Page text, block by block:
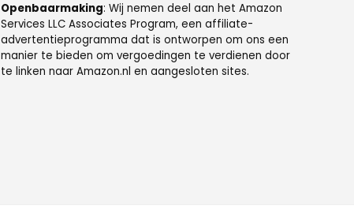
Openbaarmaking: Wij nemen deel aan het Amazon
Services LLC Associates Program, een affiliate-
advertentieprogramma dat is ontworpen om ons een
manier te bieden om vergoedingen te verdienen door
te linken naar Amazon.nl en aangesloten sites.